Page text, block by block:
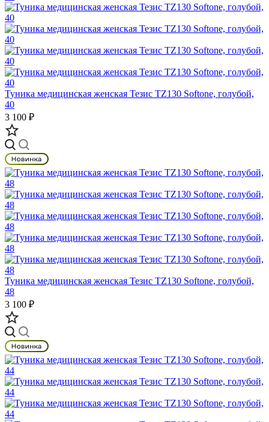
Туника медицинская женская Тезис TZ130 Softone, голубой,
40
3 100 ₽
Туника медицинская женская Тезис TZ130 Softone, голубой,
48
3 100 ₽